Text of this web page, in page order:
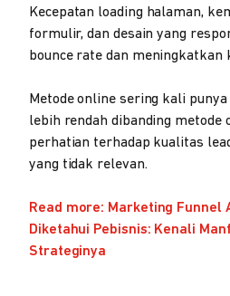
Kecepatan loading halaman,
formulir, dan desain yang
bounce rate dan meningkatkan
Metode online sering kali punya
lebih rendah dibanding metode
perhatian terhadap kualitas
yang tidak relevan.
Read more: Marketing Funnel
Diketahui Pebisnis: Kenali
Strateginya